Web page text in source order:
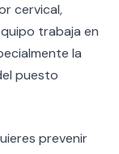
cervical,
trabaja en
la
puesto
prevenir